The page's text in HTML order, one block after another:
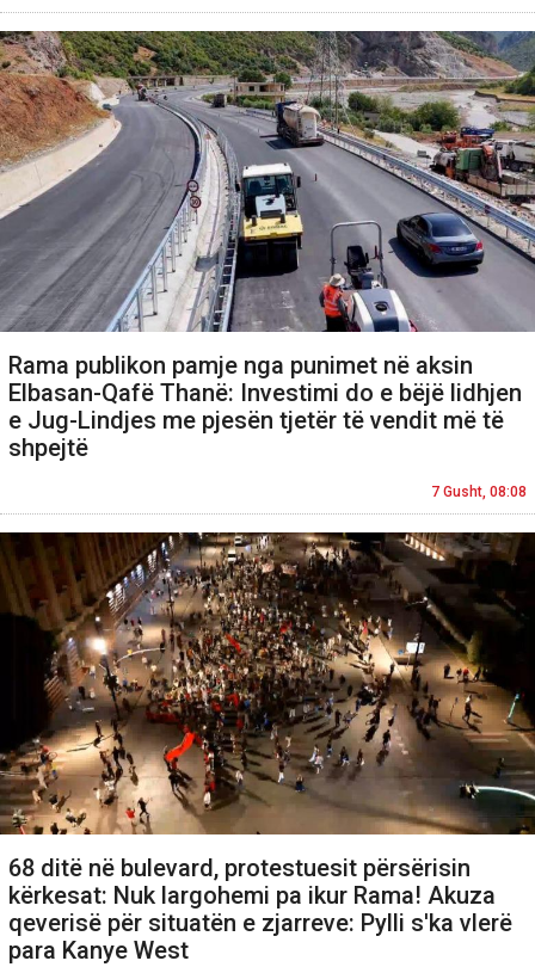
Rama publikon pamje nga punimet në aksin
Elbasan-Qafë Thanë: Investimi do e bëjë lidhjen
e Jug-Lindjes me pjesën tjetër të vendit më të
shpejtë
7 Gusht, 08:08
68 ditë në bulevard, protestuesit përsërisin
kërkesat: Nuk largohemi pa ikur Rama! Akuza
qeverisë për situatën e zjarreve: Pylli s'ka vlerë
para Kanye West